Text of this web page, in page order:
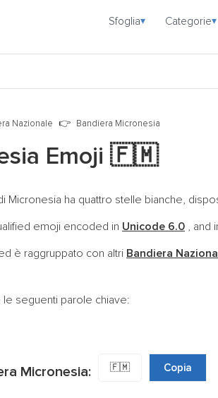
Sfoglia▾ Categorie▾
Nazionale Bandiera Micronesia
Emoji 🇫🇲
Micronesia ha quattro stelle bianche,
emoji encoded in Unicode 6.0 , and
è raggruppato con altri Bandiera
seguenti parole chiave:
Micronesia: 🇫🇲 Copia